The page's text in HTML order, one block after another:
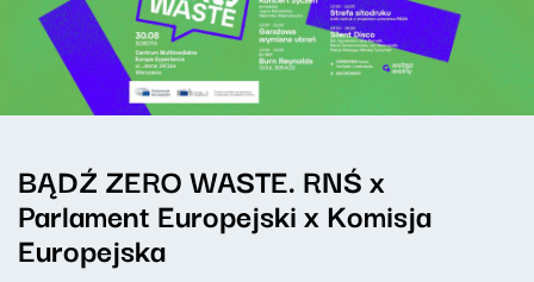
BĄDŹ ZERO WASTE. RNŚ x
Parlament Europejski x Komisja
Europejska